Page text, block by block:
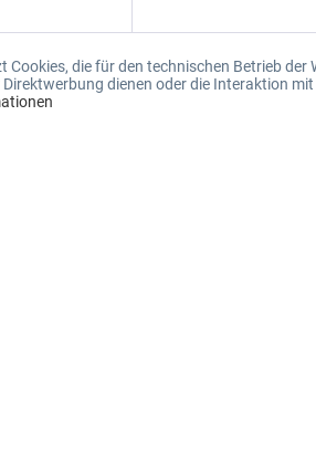
Cookies, die für den technischen Betrieb
Direktwerbung dienen oder die Interaktion